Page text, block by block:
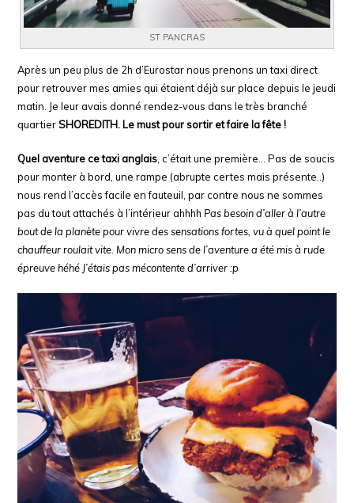
ST PANCRAS
Après un peu plus de 2h d’Eurostar nous prenons un taxi direct
pour retrouver mes amies qui étaient déjà sur place depuis le jeudi
matin. Je leur avais donné rendez-vous dans le très branché
quartierSHOREDITH. Le must pour sortir et faire la fête !
Quel aventure ce taxi anglais, c’était une première… Pas de soucis
pour monter à bord, une rampe (abrupte certes mais présente..)
nous rend l’accès facile en fauteuil, par contre nous ne sommes
pas du tout attachés à l’intérieur ahhhh Pas besoin d’aller à l’autre
bout de la planète pour vivre des sensations fortes, vu à quel point le
chauffeur roulait vite. Mon micro sens de l’aventure a été mis à rude
épreuve héhé J’étais pas mécontente d’arriver :p